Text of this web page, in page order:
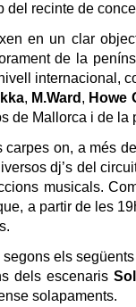
del recinte de
en un clar
de la
internacional,
, M.Ward , Howe
de Mallorca i de la
on, a més
dj’s del
musicals.
a partir de les
els
dels escenaris
solapaments.